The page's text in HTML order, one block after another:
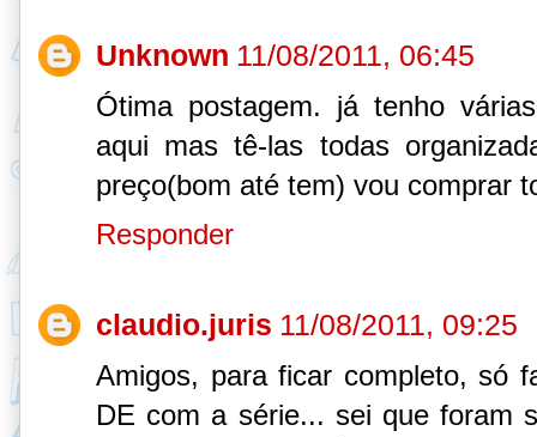
Unknown 11/08/2011, 06:45
Ótima postagem. já tenho
aqui mas tê-las todas
preço(bom até tem) vou comprar
Responder
claudio.juris 11/08/2011, 09:25
Amigos, para ficar completo, só
DE com a série... sei que foram